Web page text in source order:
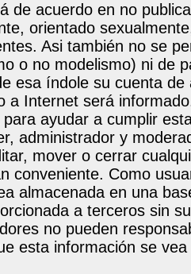
de acuerdo en no
orientado
Asi también no se
o no modelismo) ni de
esa índole su cuenta
a Internet será
ayudar a cumplir
administrador y
mover o cerrar
conveniente. Como
almacenada en una
a terceros sin
no pueden
esta información se